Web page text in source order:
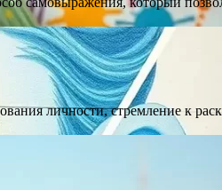
личности, стремление к